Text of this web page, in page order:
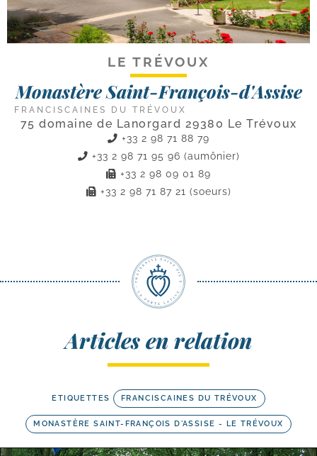
LE TRÉVOUX
Monastère Saint-François-d'Assise
FRANCISCAINES DU TRÉVOUX
75 domaine de Lanorgard 29380 Le Trévoux
+33 2 98 71 88 79
+33 2 98 71 95 96 (aumônier)
+33 2 98 09 01 89
+33 2 98 71 87 21 (soeurs)
Articles en relation
ETIQUETTES FRANCISCAINES DU TRÉVOUX
MONASTÈRE SAINT-FRANÇOIS D'ASSISE - LE TRÉVOUX